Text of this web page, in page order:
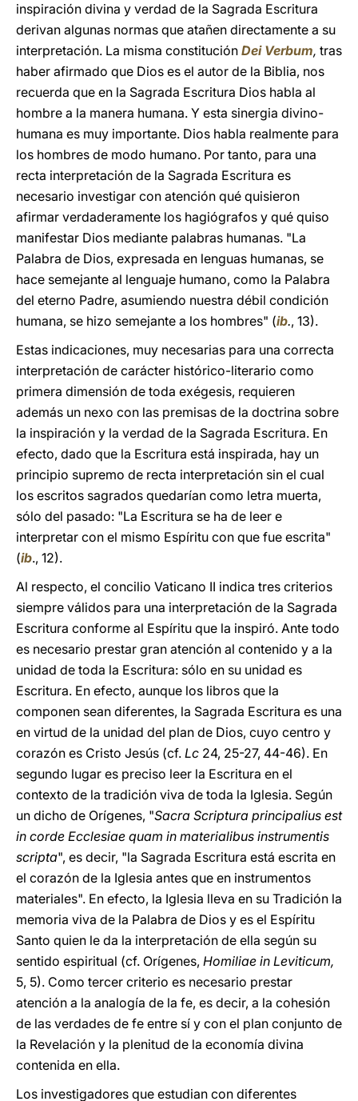
inspiración divina y verdad de la Sagrada Escritura
derivan algunas normas que atañen directamente a su
interpretación. La misma constitución Dei Verbum, tras
haber afirmado que Dios es el autor de la Biblia, nos
recuerda que en la Sagrada Escritura Dios habla al
hombre a la manera humana. Y esta sinergia divino-
humana es muy importante. Dios habla realmente para
los hombres de modo humano. Por tanto, para una
recta interpretación de la Sagrada Escritura es
necesario investigar con atención qué quisieron
afirmar verdaderamente los hagiógrafos y qué quiso
manifestar Dios mediante palabras humanas. "La
Palabra de Dios, expresada en lenguas humanas, se
hace semejante al lenguaje humano, como la Palabra
del eterno Padre, asumiendo nuestra débil condición
humana, se hizo semejante a los hombres" (ib., 13).
Estas indicaciones, muy necesarias para una correcta
interpretación de carácter histórico-literario como
primera dimensión de toda exégesis, requieren
además un nexo con las premisas de la doctrina sobre
la inspiración y la verdad de la Sagrada Escritura. En
efecto, dado que la Escritura está inspirada, hay un
principio supremo de recta interpretación sin el cual
los escritos sagrados quedarían como letra muerta,
sólo del pasado: "La Escritura se ha de leer e
interpretar con el mismo Espíritu con que fue escrita"
(ib., 12).
Al respecto, el concilio Vaticano II indica tres criterios
siempre válidos para una interpretación de la Sagrada
Escritura conforme al Espíritu que la inspiró. Ante todo
es necesario prestar gran atención al contenido y a la
unidad de toda la Escritura: sólo en su unidad es
Escritura. En efecto, aunque los libros que la
componen sean diferentes, la Sagrada Escritura es una
en virtud de la unidad del plan de Dios, cuyo centro y
corazón es Cristo Jesús (cf. Lc 24, 25-27, 44-46). En
segundo lugar es preciso leer la Escritura en el
contexto de la tradición viva de toda la Iglesia. Según
un dicho de Orígenes, "Sacra Scriptura principalius est
in corde Ecclesiae quam in materialibus instrumentis
scripta", es decir, "la Sagrada Escritura está escrita en
el corazón de la Iglesia antes que en instrumentos
materiales". En efecto, la Iglesia lleva en su Tradición la
memoria viva de la Palabra de Dios y es el Espíritu
Santo quien le da la interpretación de ella según su
sentido espiritual (cf. Orígenes, Homiliae in Leviticum,
5, 5). Como tercer criterio es necesario prestar
atención a la analogía de la fe, es decir, a la cohesión
de las verdades de fe entre sí y con el plan conjunto de
la Revelación y la plenitud de la economía divina
contenida en ella.
Los investigadores que estudian con diferentes